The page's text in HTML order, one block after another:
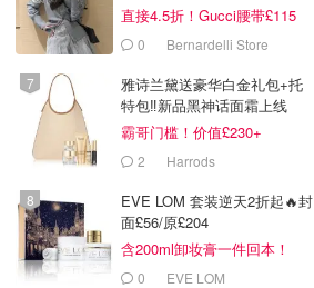
直接4.5折！Gucci腰带£115
0 Bernardelli Store
雅诗兰黛送豪华白金礼包+托
特包‼️新品黑神话面霜上线
霸哥门槛！价值£230+
2 Harrods
EVE LOM 套装逆天2折起🔥封
面£56/原£204
含200ml卸妆膏一件回本！
0 EVE LOM